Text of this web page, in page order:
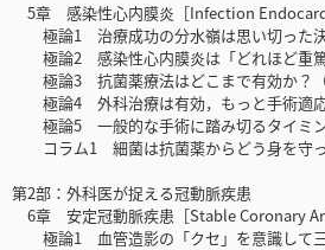
5章 感染性心内膜炎［Infection
極論1 治療成功の分水嶺は思い切った
極論2 感染性心内膜炎は「どれほど重篤
極論3 抗菌薬療法はどこまで有効か？（
極論4 外科治療は有効，もっと手術適
極論5 一般的な手術に踏み切るタイミン
コラム1 細菌は抗菌薬からどう身を守っ
第2部：外科医が捉える冠動脈疾患
6章 安定冠動脈疾患［Stable Coronary
極論1 血管造影の「クセ」を意識して三